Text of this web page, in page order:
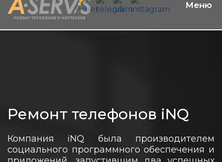
Ремонт телефонов iNQ
Компания iNQ была производителем
социального программного обеспечения и